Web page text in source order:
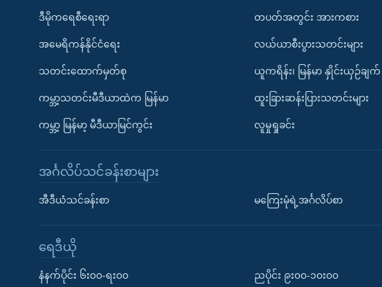
ဒီမိုကရေစီရေးရာ
အမေရိကန်နိုင်ငံရေး
သတင်းထောက်မှတ်စု
ကမ္ဘာ့သတင်းမီဒီယာထဲက မြန်မာ
ကမ္ဘာ့ မြန်မာ့ မီဒီယာမြင်ကွင်း
တပတ်အတွင်း အားကစား
လယ်ယာစီးပွားသတင်းများ
ယူကရိန်း၊ မြန်မာ နှိုင်းယှဉ်ချက်
ထူးခြားဆန်းပြားသတင်းများ
လူမှုရှုခင်း
အင်္ဂလိပ်သင်ခန်းစာများ
အီဒီယံသင်ခန်းစာ မကြေးမုံရဲ့အင်္ဂလိပ်စာ
ရေဒီယို
နံနက်ပိုင်း ၆း၀၀-ရး၀၀ ညပိုင်း ၉း၀၀-၁၀း၀၀